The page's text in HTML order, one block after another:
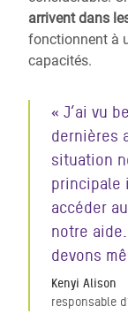
arrivent dans
fonctionnent à
capacités.
« J’ai vu
dernières
situation
principale
accéder
notre
devons
Kenyi Alison
responsable